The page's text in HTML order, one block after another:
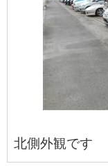
北側外観です